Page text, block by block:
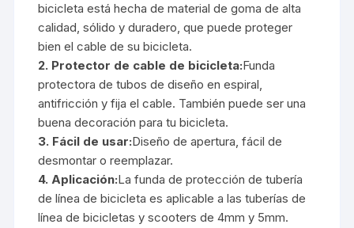
bicicleta está hecha de material de goma de alta
calidad, sólido y duradero, que puede proteger
bien el cable de su bicicleta.
2. Protector de cable de bicicleta:Funda
protectora de tubos de diseño en espiral,
antifricción y fija el cable. También puede ser una
buena decoración para tu bicicleta.
3. Fácil de usar:Diseño de apertura, fácil de
desmontar o reemplazar.
4. Aplicación:La funda de protección de tubería
de línea de bicicleta es aplicable a las tuberías de
línea de bicicletas y scooters de 4mm y 5mm.